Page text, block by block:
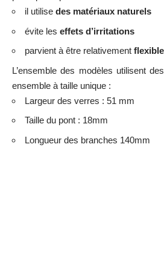
il utilise des matériaux naturels
évite les effets d’irritations
parvient à être relativement
L’ensemble des modèles utilisent
ensemble à taille unique :
Largeur des verres : 51 mm
Taille du pont : 18mm
Longueur des branches 140mm